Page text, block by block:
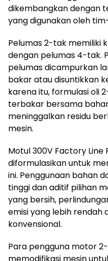
dikembangkan dengan
yang digunakan oleh
Pelumas 2-tak memiliki
dengan pelumas 4-tak.
pelumas dicampurkan
bakar atau disuntikkan
karena itu, formulasi oli
terbakar bersama
meninggalkan residu
mesin.
Motul 300V Factory Line
diformulasikan untuk
ini. Penggunaan bahan
tinggi dan aditif pilihan
yang bersih,
emisi yang lebih rendah
konvensional.
Para pengguna motor